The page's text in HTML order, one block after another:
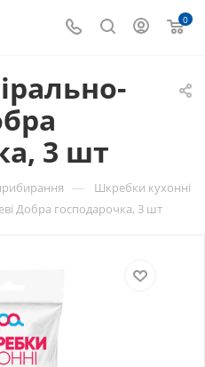
0
3 шт
— Шкребки кухонні
Добра господарочка, 3 шт